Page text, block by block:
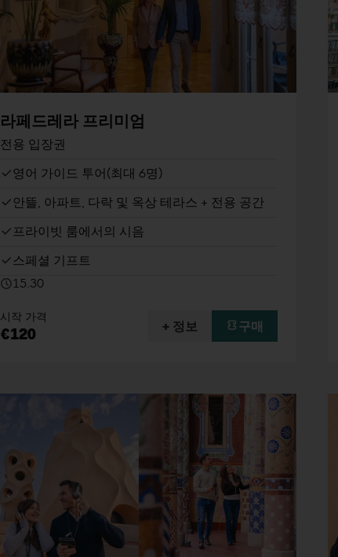
라페드레라 프리미엄
전용 입장권
영어 가이드 투어(최대 6명)
안뜰, 아파트, 다락 및 옥상 테라스 + 전용 공간
프라이빗 룸에서의 시음
스페셜 기프트
15.30
시작 가격
€120 + 정보 구매